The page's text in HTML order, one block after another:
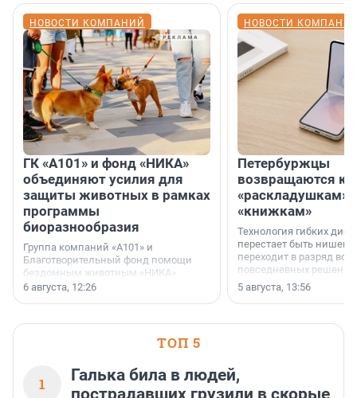
НОВОСТИ КОМПАНИЙ
ГК «А101» и фонд «НИКА»
объединяют усилия для
защиты животных в рамках
программы
биоразнообразия
Группа компаний «А101» и
Благотворительный фонд помощи
бездомным животным «НИКА»
заключили соглашение о
6 августа, 12:26
НОВОСТИ
Петербуржцы
возвращаются к
«раскладушкам»
«книжкам»
Технология гибких
перестает быть
переходит в разряд
повседневных
5 августа, 13:56
ТОП 5
1
Галька била в людей,
пострадавших грузили в скорые